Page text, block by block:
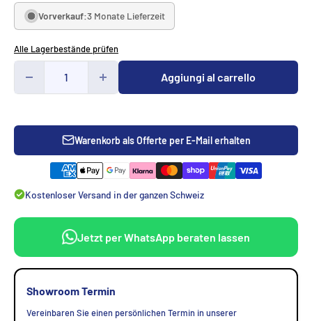
Vorverkauf:3 Monate Lieferzeit
Alle Lagerbestände prüfen
Aggiungi al carrello
Warenkorb als Offerte per E-Mail erhalten
Kostenloser Versand in der ganzen Schweiz
Jetzt per WhatsApp beraten lassen
Showroom Termin
Vereinbaren Sie einen persönlichen Termin in unserer